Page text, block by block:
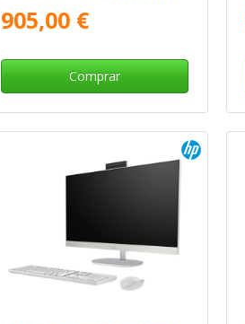
905,00 €
Comprar